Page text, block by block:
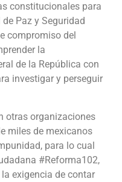
constitucionales para
Paz y Seguridad
compromiso del
la
de la República con
investigar y perseguir
otras organizaciones
miles de mexicanos
para lo cual
#Reforma102,
exigencia de contar